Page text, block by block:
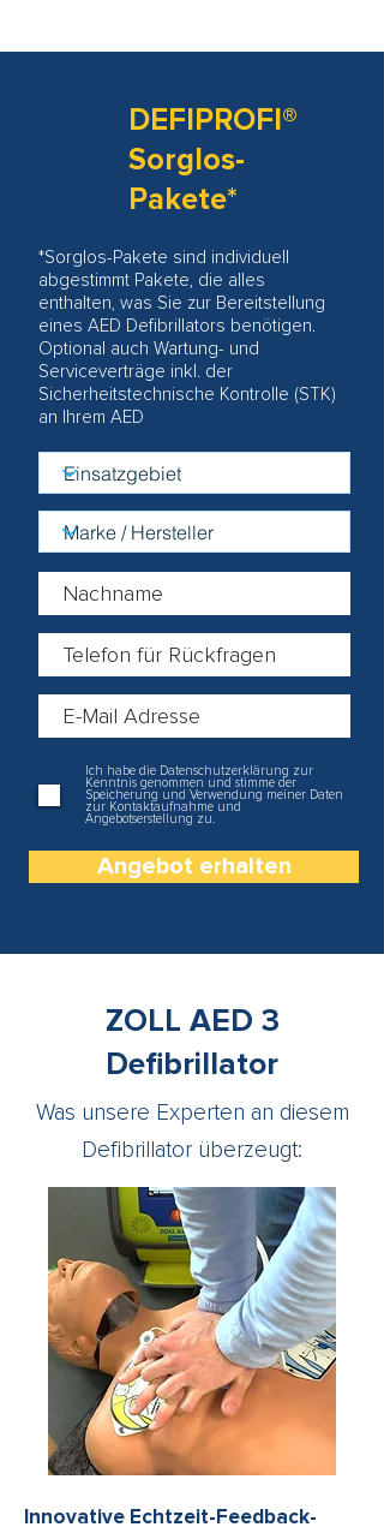
DEFIPROFI®
Sorglos-
Pakete*
*Sorglos-Pakete sind individuell
abgestimmt Pakete, die alles
enthalten, was Sie zur Bereitstellung
eines AED Defibrillators benötigen.
Optional auch Wartung- und
Serviceverträge inkl. der
Sicherheitstechnische Kontrolle (STK)
an Ihrem AED
Ich habe die Datenschutzerklärung zur
Kenntnis genommen und stimme der
Speicherung und Verwendung meiner Daten
zur Kontaktaufnahme und
Angebotserstellung zu.
Angebot erhalten
ZOLL AED 3
Defibrillator
Was unsere Experten an diesem
Defibrillator überzeugt:
Innovative Echtzeit-Feedback-